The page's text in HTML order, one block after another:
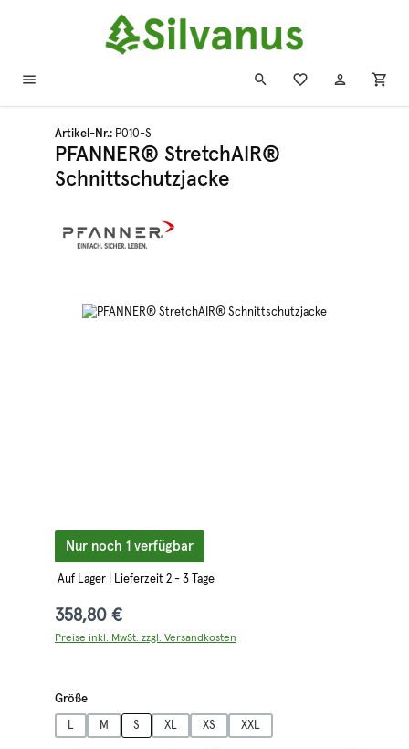
Zum Hauptinhalt springen
Artikel-Nr.: P010-S
PFANNER® StretchAIR®
Schnittschutzjacke
Bildergalerie überspringen
Nur noch 1 verfügbar
Auf Lager | Lieferzeit 2 - 3 Tage
358,80 €
Preise inkl. MwSt. zzgl. Versandkosten
Größeauswählen
L M S XL XS XXL